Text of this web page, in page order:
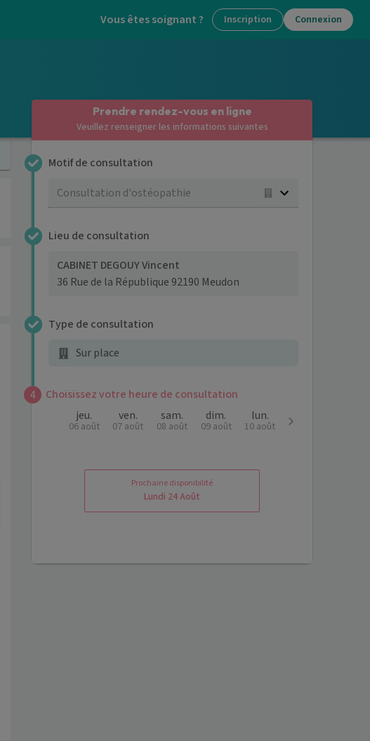
Vous êtes soignant ? Inscription Connexion
Prendre rendez-vous en ligne
Veuillez renseigner les informations suivantes
4
Motif de consultation
Consultation d'ostéopathie
4
Lieu de consultation
CABINET DEGOUY Vincent
36 Rue de la République 92190 Meudon
4
Type de consultation
Sur place
4 Choisissez votre heure de consultation
Prochaine disponibilité
Lundi 24 Août
jeu.
06 août
-
ven.
07 août
-
sam.
08 août
-
-
dim.
09 août
-
lun.
10 août
-